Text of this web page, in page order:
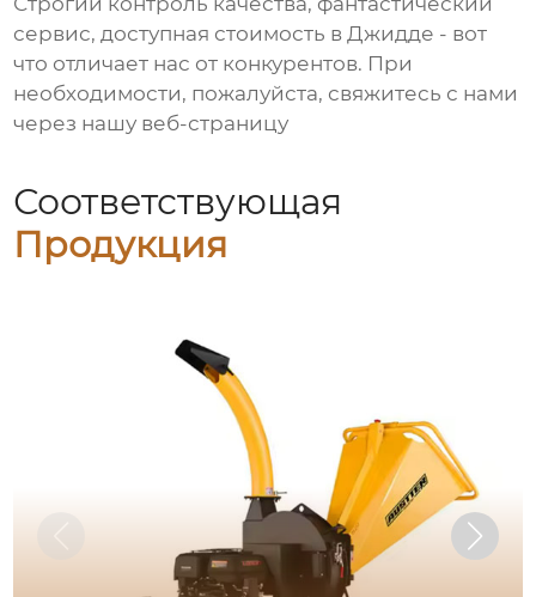
сервис, доступная стоимость в Джидде - вот
что отличает нас от конкурентов. При
необходимости, пожалуйста, свяжитесь с нами
через нашу веб-страницу
Соответствующая
Продукция